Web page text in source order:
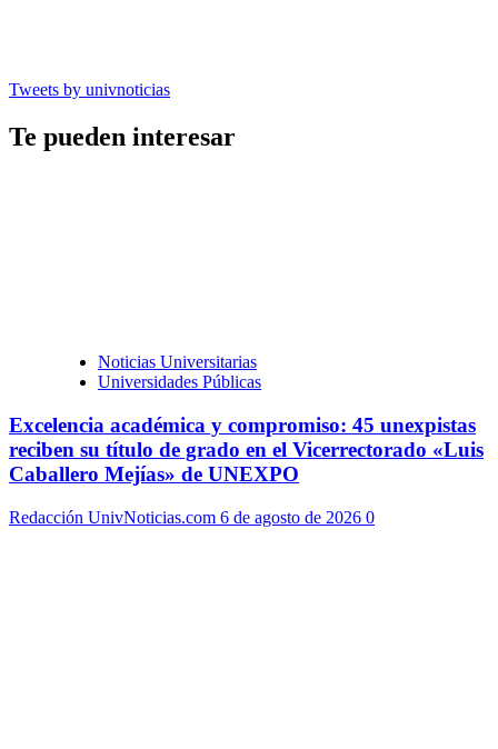
Tweets by univnoticias
Te pueden interesar
Noticias Universitarias
Universidades Públicas
Excelencia académica y compromiso: 45 unexpistas
reciben su título de grado en el Vicerrectorado «Luis
Caballero Mejías» de UNEXPO
Redacción UnivNoticias.com 6 de agosto de 2026 0